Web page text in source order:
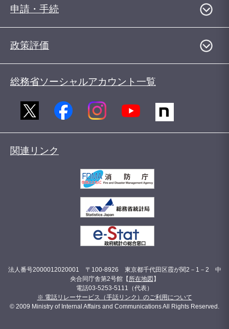
申請・手続
政策評価
総務省ソーシャルアカウント一覧
関連リンク
法人番号2000012020001 〒100-8926 東京都千代田区霞が関2－1－2 中
央合同庁舎第2号館【 所在地図 】
電話03-5253-5111（代表）
※ 電話リレーサービス（手話リンク）のご利用について
© 2009 Ministry of Internal Affairs and Communications All Rights Reserved.